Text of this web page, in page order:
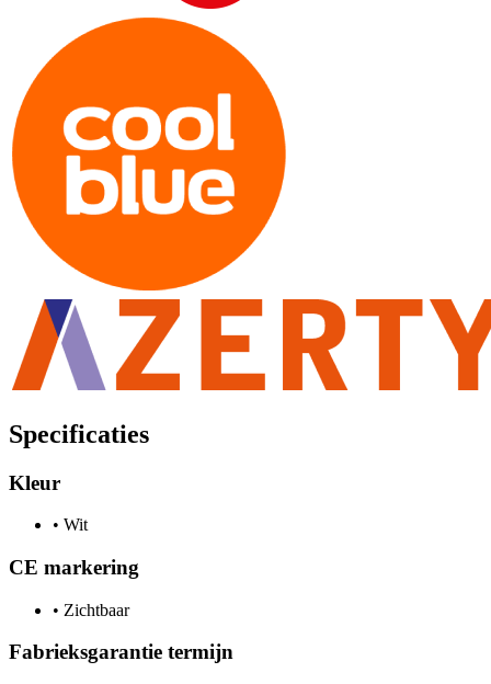
Specificaties
Kleur
• Wit
CE markering
• Zichtbaar
Fabrieksgarantie termijn